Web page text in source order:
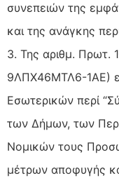
συνεπειών της
και της ανάγκης
3. Της αριθμ. Πρωτ.
9ΛΠΧ46ΜΤΛ6-1ΑΕ)
Εσωτερικών περί
των Δήμων, των
Νομικών τους
μέτρων αποφυγής